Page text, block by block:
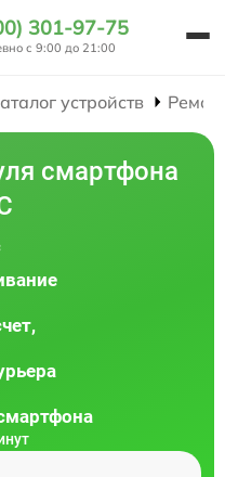
301-97-75
с 9:00 до 21:00
устройств
смартфона